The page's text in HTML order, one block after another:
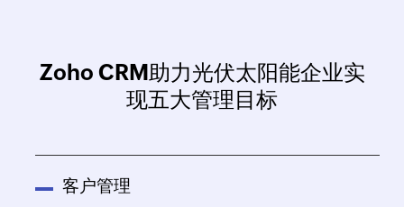
Zoho CRM助力光伏太阳能企业实
现五大管理目标
客户管理